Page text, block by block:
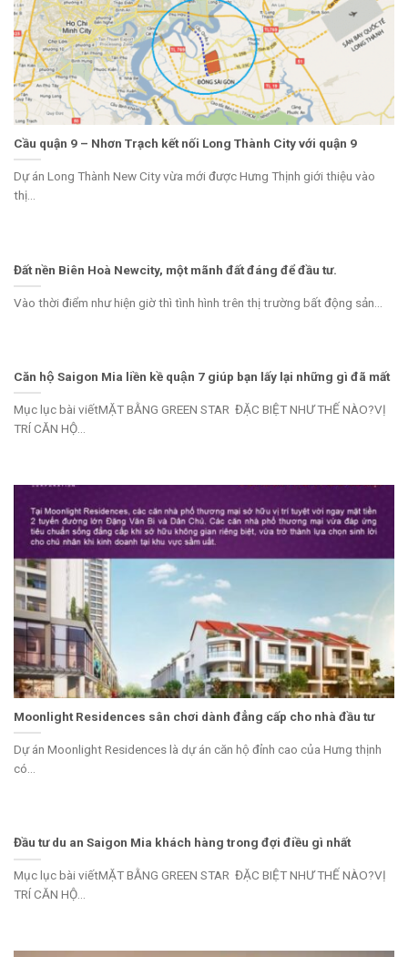
Cầu quận 9 – Nhơn Trạch kết nối Long Thành City với quận 9
Dự án Long Thành New City vừa mới được Hưng Thịnh giới thiệu vào
thị...
Đất nền Biên Hoà Newcity, một mãnh đất đáng để đầu tư.
Vào thời điểm như hiện giờ thì tình hình trên thị trường bất động sản...
Căn hộ Saigon Mia liền kề quận 7 giúp bạn lấy lại những gì đã mất
Mục lục bài viếtMẶT BẰNG GREEN STAR ĐẶC BIỆT NHƯ THẾ NÀO?VỊ
TRÍ CĂN HỘ...
Moonlight Residences sân chơi dành đẳng cấp cho nhà đầu tư
Dự án Moonlight Residences là dự án căn hộ đỉnh cao của Hưng thịnh
có...
Đầu tư du an Saigon Mia khách hàng trong đợi điều gì nhất
Mục lục bài viếtMẶT BẰNG GREEN STAR ĐẶC BIỆT NHƯ THẾ NÀO?VỊ
TRÍ CĂN HỘ...